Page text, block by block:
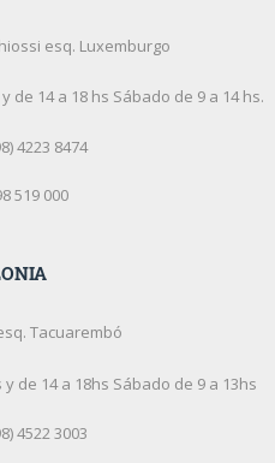
esq. Luxemburgo
de 14 a 18 hs Sábado de 9 a 14 hs.
4223 8474
519 000
Tacuarembó
de 14 a 18hs Sábado de 9 a 13hs
4522 3003